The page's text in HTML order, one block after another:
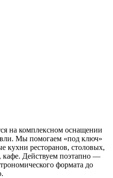
на комплексном оснащении
Мы помогаем «под ключ»
кухни ресторанов, столовых,
кафе. Действуем поэтапно —
формата до